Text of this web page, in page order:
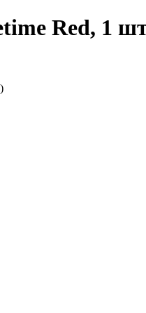
Red, 1